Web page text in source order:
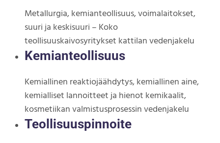
Metallurgia, kemianteollisuus, voimalaitokset,
suuri ja keskisuuri – Koko
teollisuuskaivosyritykset kattilan vedenjakelu
Kemianteollisuus
Kemiallinen reaktiojäähdytys, kemiallinen aine,
kemialliset lannoitteet ja hienot kemikaalit,
kosmetiikan valmistusprosessin vedenjakelu
Teollisuuspinnoite